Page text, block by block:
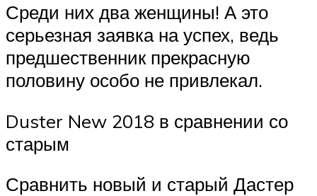
Среди них два женщины! А это
серьезная заявка на успех, ведь
предшественник прекрасную
половину особо не привлекал.
Duster New 2018 в сравнении со
старым
Сравнить новый и старый Дастер